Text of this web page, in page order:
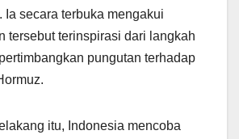
Ia secara terbuka mengakui
tersebut terinspirasi dari langkah
pungutan terhadap
itu, Indonesia mencoba